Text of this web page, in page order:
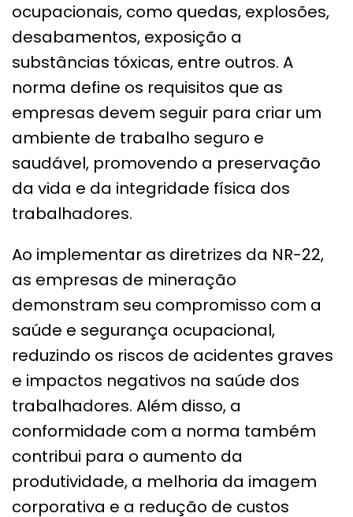
ocupacionais, como quedas, explosões,
desabamentos, exposição a
substâncias tóxicas, entre outros. A
norma define os requisitos que as
empresas devem seguir para criar um
ambiente de trabalho seguro e
saudável, promovendo a preservação
da vida e da integridade física dos
trabalhadores.
Ao implementar as diretrizes da NR-22,
as empresas de mineração
demonstram seu compromisso com a
saúde e segurança ocupacional,
reduzindo os riscos de acidentes graves
e impactos negativos na saúde dos
trabalhadores. Além disso, a
conformidade com a norma também
contribui para o aumento da
produtividade, a melhoria da imagem
corporativa e a redução de custos